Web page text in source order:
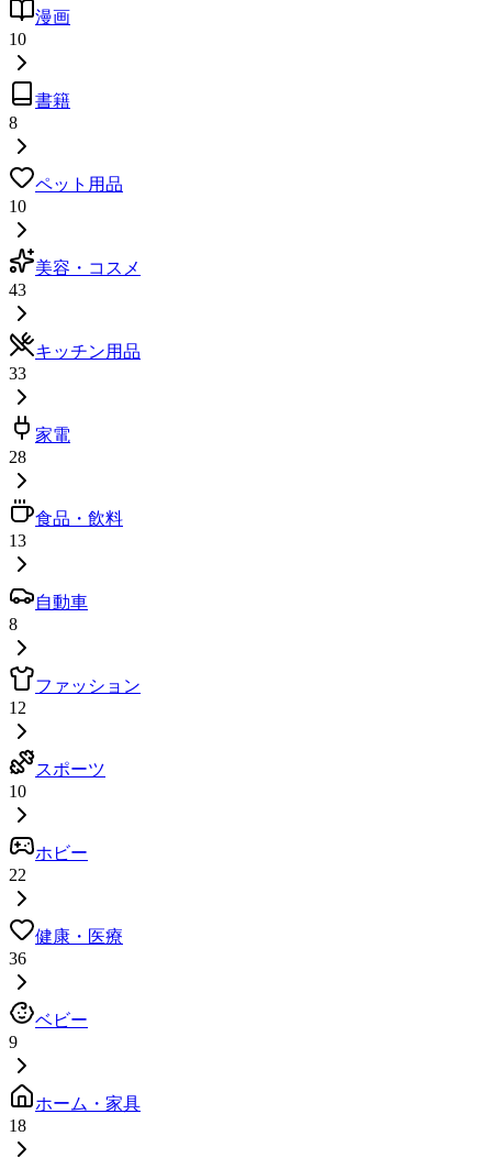
漫画
10
書籍
8
ペット用品
10
美容・コスメ
43
キッチン用品
33
家電
28
食品・飲料
13
自動車
8
ファッション
12
スポーツ
10
ホビー
22
健康・医療
36
ベビー
9
ホーム・家具
18